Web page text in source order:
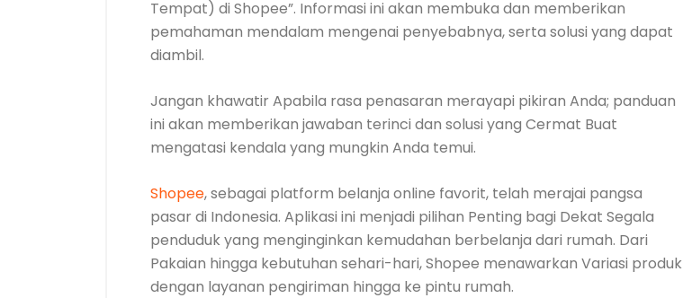
Tempat) di Shopee”. Informasi ini akan membuka dan memberikan
pemahaman mendalam mengenai penyebabnya, serta solusi yang dapat
diambil.
Jangan khawatir Apabila rasa penasaran merayapi pikiran Anda; panduan
ini akan memberikan jawaban terinci dan solusi yang Cermat Buat
mengatasi kendala yang mungkin Anda temui.
Shopee, sebagai platform belanja online favorit, telah merajai pangsa
pasar di Indonesia. Aplikasi ini menjadi pilihan Penting bagi Dekat Segala
penduduk yang menginginkan kemudahan berbelanja dari rumah. Dari
Pakaian hingga kebutuhan sehari-hari, Shopee menawarkan Variasi produk
dengan layanan pengiriman hingga ke pintu rumah.